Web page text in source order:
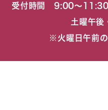
受付時間 9:00〜
土曜午後
※火曜日午前